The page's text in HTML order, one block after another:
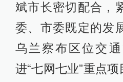
斌市长密切配合，
委、市委既定的发
乌兰察布区位交
进“七网七业”重点